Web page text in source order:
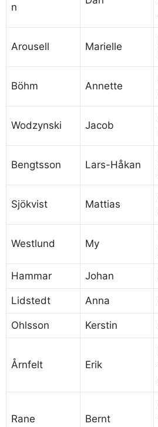
n
Arousell Marielle
Böhm Annette
Wodzynski Jacob
Bengtsson Lars-Håkan
Sjökvist Mattias
Westlund My
Hammar Johan
Lidstedt Anna
Ohlsson Kerstin
Årnfelt Erik
Rane Bernt